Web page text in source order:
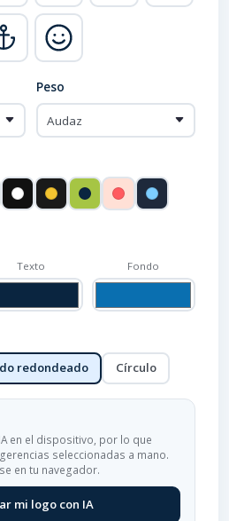
Peso
Texto Fondo
redondeado Círculo
en el dispositivo, por lo que
seleccionadas a mano.
en tu navegador.
mi logo con IA